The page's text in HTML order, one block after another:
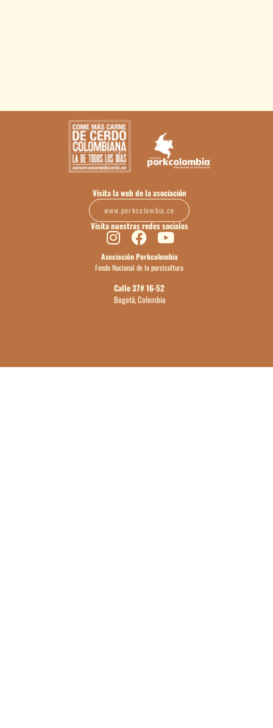
Visita la web de la asociación
www.porkcolombia.co
Visita nuestras redes sociales
Asociación Porkcolombia
Fondo Nacional de la porcicultura
Calle 37# 16-52
Bogotá, Colombia